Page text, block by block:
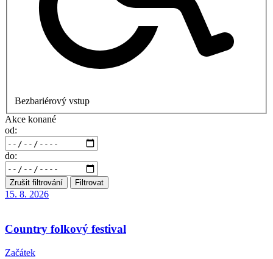
Bezbariérový vstup
Akce konané
od:
do:
Zrušit filtrování Filtrovat
15. 8. 2026
Country folkový festival
Začátek